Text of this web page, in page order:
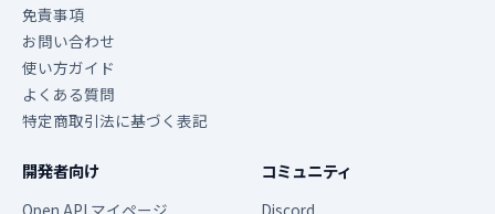
免責事項
お問い合わせ
使い方ガイド
よくある質問
特定商取引法に基づく表記
開発者向け
Open API マイページ
コミュニティ
Discord